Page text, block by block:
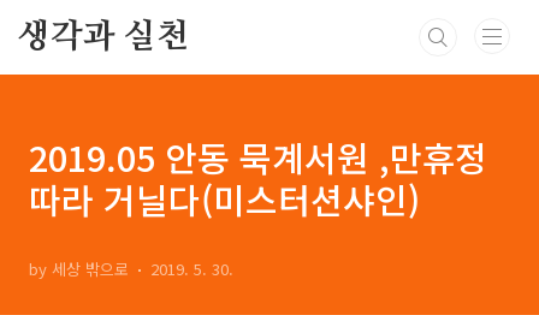
생각과 실천
2019.05 안동 묵계서원 ,만휴정
따라 거닐다(미스터션샤인)
by 세상 밖으로 2019. 5. 30.